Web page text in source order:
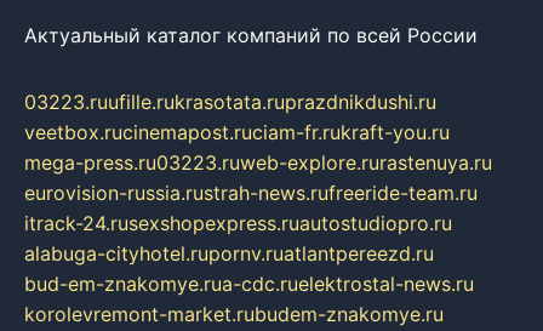
Актуальный каталог компаний по всей России
03223.ruufille.rukrasotata.ruprazdnikdushi.ru
veetbox.rucinemapost.ruciam-fr.rukraft-you.ru
mega-press.ru03223.ruweb-explore.rurastenuya.ru
eurovision-russia.rustrah-news.rufreeride-team.ru
itrack-24.rusexshopexpress.ruautostudiopro.ru
alabuga-cityhotel.rupornv.ruatlantpereezd.ru
bud-em-znakomye.rua-cdc.ruelektrostal-news.ru
korolevremont-market.rubudem-znakomye.ru